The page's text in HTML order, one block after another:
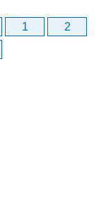
1
2